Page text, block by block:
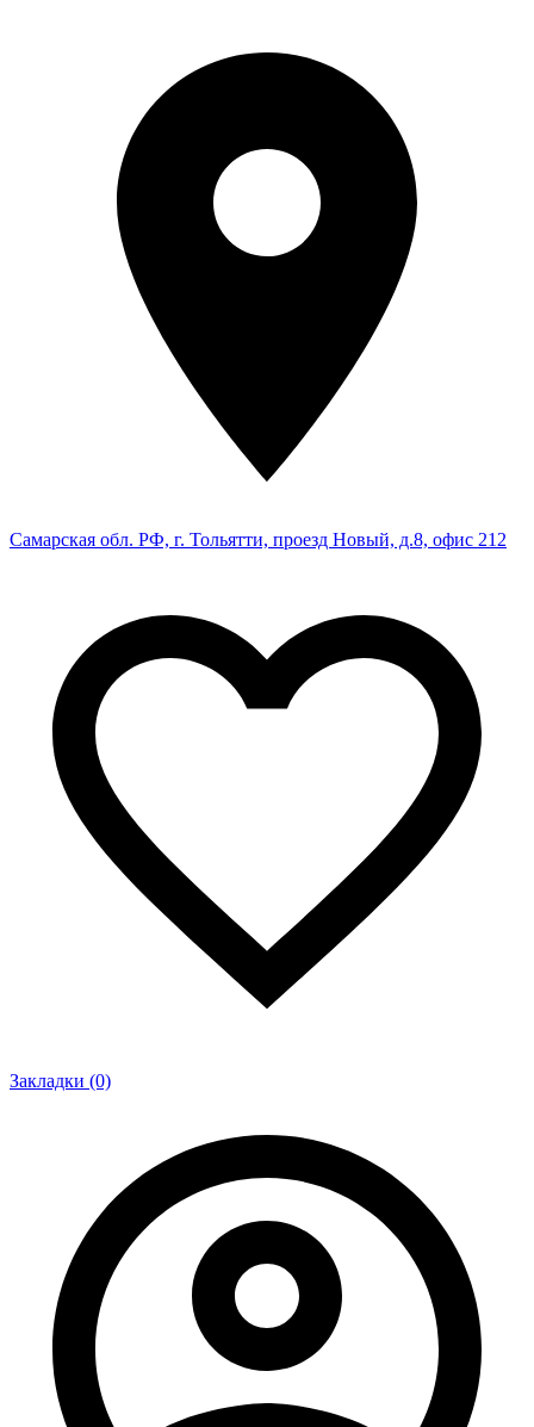
Самарская обл. РФ, г. Тольятти, проезд Новый, д.8, офис 212
Закладки (0)